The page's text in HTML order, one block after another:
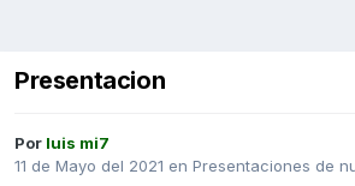
Presentacion
Por luis mi7
11 de Mayo del 2021 en Presentaciones de